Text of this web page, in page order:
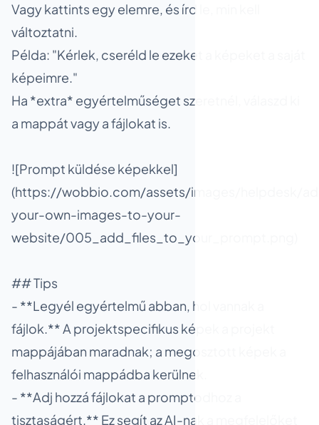
Vagy kattints egy elemre, és írd le, min kell
változtatni.
Példa: "Kérlek, cseréld le ezeket a képeket a saját
képeimre."
Ha *extra* egyértelműséget szeretnél, válaszd ki
a mappát vagy a fájlokat is.
![Prompt küldése képekkel]
(https://wobbio.com/assets/images/helpdesk/
your-own-images-to-your-
website/005_add_files_to_your_prompt.png)
## Tips
- **Legyél egyértelmű abban, hol vannak a
fájlok.** A projektspecifikus képek a projekt
mappájában maradnak; a megosztott képek a
felhasználói mappádba kerülnek.
- **Adj hozzá fájlokat a promptodhoz a
tisztaságért.** Ez segít az AI-nak a megfelelőket